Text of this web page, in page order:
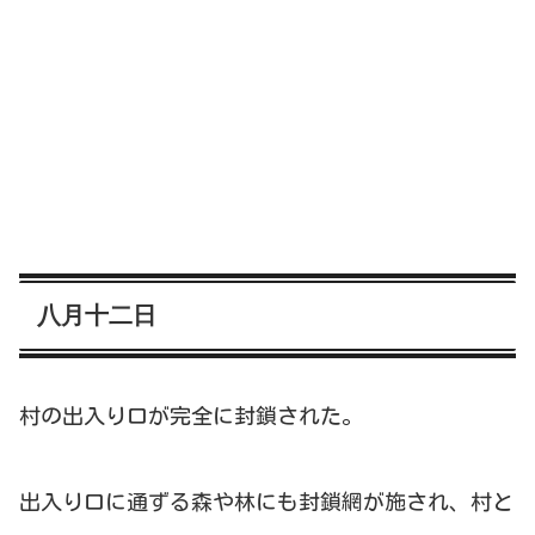
八月十二日
村の出入り口が完全に封鎖された。
出入り口に通ずる森や林にも封鎖網が施され、村と